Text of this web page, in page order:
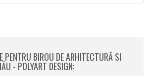
PENTRU BIROU DE ARHITECTURĂ SI
- POLYART DESIGN: